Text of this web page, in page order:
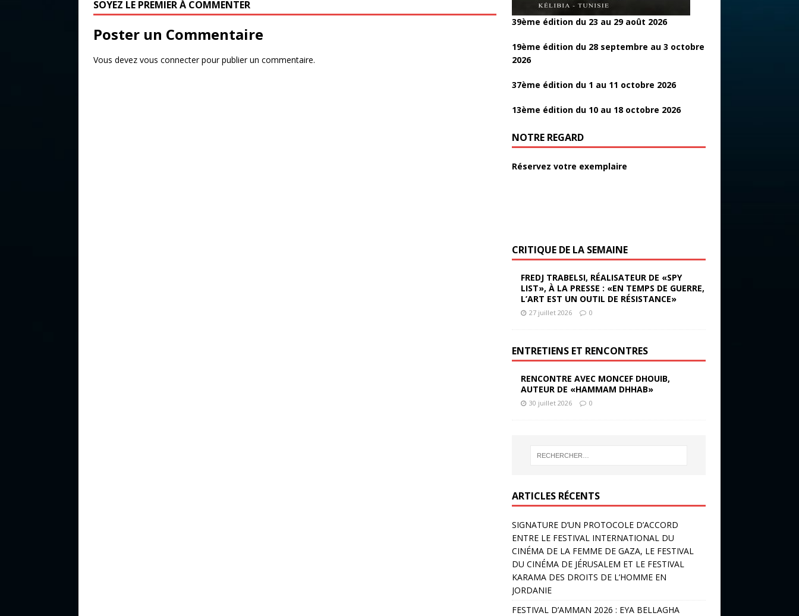
o
o
k
r
SOYEZ LE PREMIER À COMMENTER
Poster un Commentaire
Vous devez vous connecterpour publier un commentaire.
39ème édition du 23 au 29 août 2026
19ème édition du 28 septembre au 3 octobre
2026
37ème édition du 1 au 11 octobre 2026
13ème édition du 10 au 18 octobre 2026
NOTRE REGARD
Réservez votre exemplaire
CRITIQUE DE LA SEMAINE
FREDJ TRABELSI, RÉALISATEUR DE «SPY
LIST», À LA PRESSE : «EN TEMPS DE GUERRE,
L’ART EST UN OUTIL DE RÉSISTANCE»
27 juillet 2026 0
ENTRETIENS ET RENCONTRES
RENCONTRE AVEC MONCEF DHOUIB,
AUTEUR DE «HAMMAM DHHAB»
30 juillet 2026 0
ARTICLES RÉCENTS
SIGNATURE D’UN PROTOCOLE D’ACCORD
ENTRE LE FESTIVAL INTERNATIONAL DU
CINÉMA DE LA FEMME DE GAZA, LE FESTIVAL
DU CINÉMA DE JÉRUSALEM ET LE FESTIVAL
KARAMA DES DROITS DE L’HOMME EN
JORDANIE
FESTIVAL D’AMMAN 2026 : EYA BELLAGHA